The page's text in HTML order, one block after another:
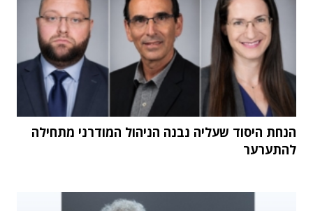
הנחת היסוד שעליה נבנה הניהול המודרני מתחילה
להתערער